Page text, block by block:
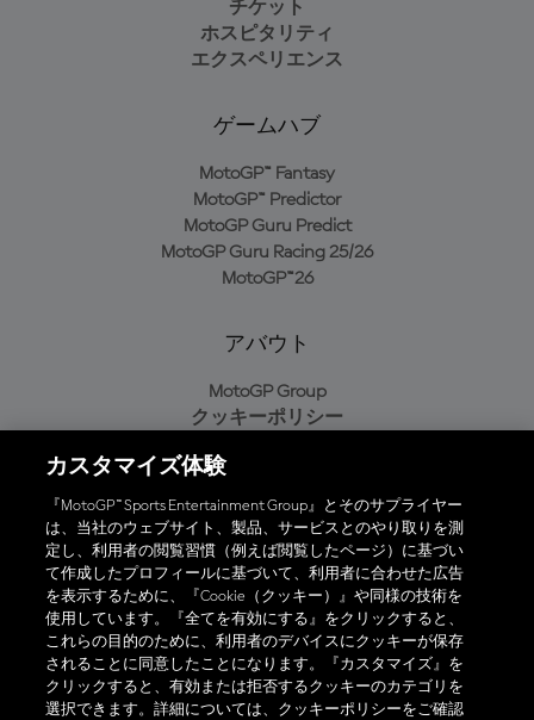
チケット
ホスピタリティ
エクスペリエンス
ゲームハブ
MotoGP™ Fantasy
MotoGP™ Predictor
MotoGP Guru Predict
MotoGP Guru Racing 25/26
MotoGP™26
アバウト
MotoGP Group
クッキーポリシー
プライバシーポリシー
購入ポリシー
オフィシャルアプリ
カスタマイズ体験
『MotoGP™ Sports Entertainment Group』とそのサプライヤー
は、当社のウェブサイト、製品、サービスとのやり取りを測
定し、利用者の閲覧習慣（例えば閲覧したページ）に基づい
て作成したプロフィールに基づいて、利用者に合わせた広告
を表示するために、『Cookie（クッキー）』や同様の技術を
使用しています。『全てを有効にする』をクリックすると、
これらの目的のために、利用者のデバイスにクッキーが保存
されることに同意したことになります。『カスタマイズ』を
クリックすると、有効または拒否するクッキーのカテゴリを
選択できます。詳細については、クッキーポリシーをご確認